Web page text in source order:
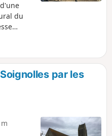
du
fer.
par les